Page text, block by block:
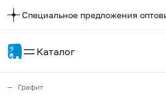
Специальное предложения
Каталог
Графит